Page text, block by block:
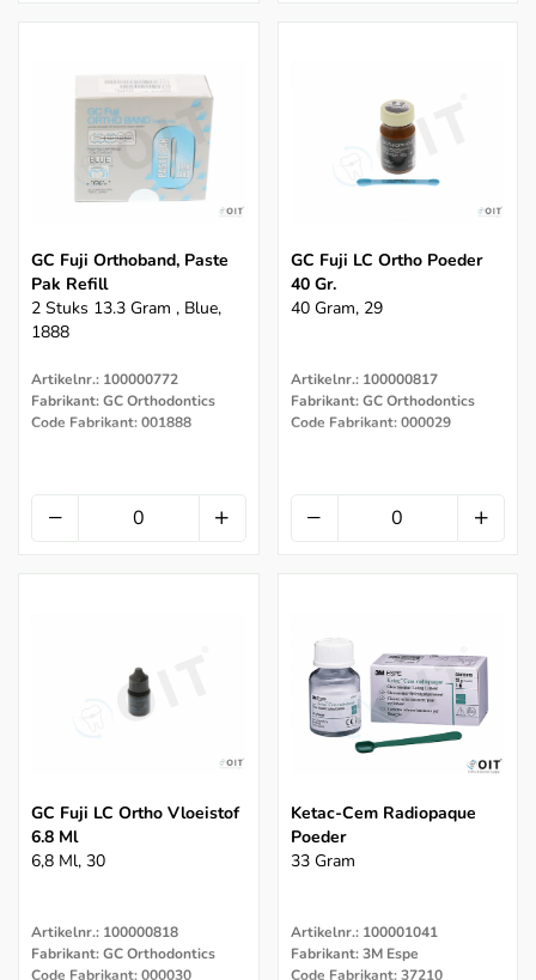
GC Fuji Orthoband, Paste
Pak Refill
2 Stuks 13.3 Gram , Blue,
1888
Artikelnr.: 100000772
Fabrikant: GC Orthodontics
Code Fabrikant: 001888
GC Fuji LC Ortho Poeder
40 Gr.
40 Gram, 29
Artikelnr.: 100000817
Fabrikant: GC Orthodontics
Code Fabrikant: 000029
GC Fuji LC Ortho Vloeistof
6.8 Ml
6,8 Ml, 30
Artikelnr.: 100000818
Fabrikant: GC Orthodontics
Code Fabrikant: 000030
Ketac-Cem Radiopaque
Poeder
33 Gram
Artikelnr.: 100001041
Fabrikant: 3M Espe
Code Fabrikant: 37210